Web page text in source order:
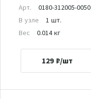
Арт.
0180-312005-0050
В узле
1 шт.
Вес
0.014 кг
129 ₽/шт